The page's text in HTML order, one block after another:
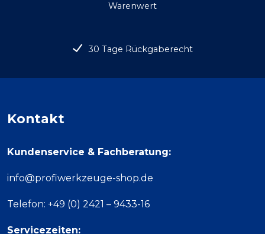
Warenwert
30 Tage Rückgaberecht
Kontakt
Kundenservice & Fachberatung:
info@profiwerkzeuge-shop.de
Telefon: +49 (0) 2421 – 9433-16
Servicezeiten: